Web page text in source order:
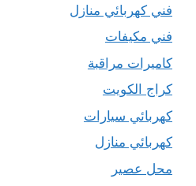
فني كهربائي منازل
فني مكيفات
كاميرات مراقبة
كراج الكويت
كهربائي سيارات
كهربائي منازل
محل عصير